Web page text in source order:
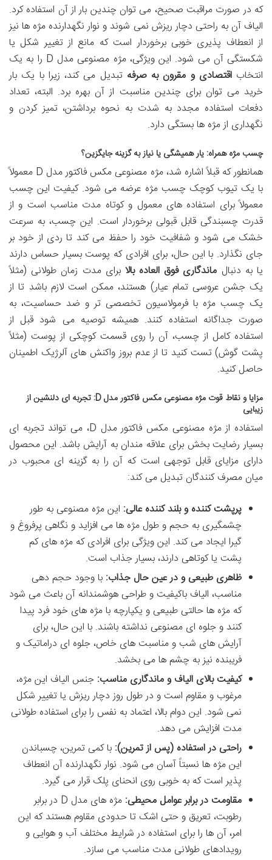
که در صورت مراقبت صحیح، می توان چندین بار از آن استفاده کرد.
الیاف آن به راحتی دچار ریزش نمی شوند و نوار نگهدارنده مژه ها نیز
از انعطاف پذیری خوبی برخوردار است که مانع از تغییر شکل یا
شکستگی آن می شود. این ویژگی، مژه مصنوعی مدل D را به یک
انتخاباقتصادی و مقرون به صرفه تبدیل می کند، زیرا با یک بار
خرید می توان برای چندین مناسبت از آن بهره برد. البته، تعداد
دفعات استفاده مجدد به شدت به نحوه برداشتن، تمیز کردن و
نگهداری از مژه ها بستگی دارد.
چسب مژه همراه: یار همیشگی یا نیاز به گزینه جایگزین؟
همانطور که قبلاً اشاره شد، مژه مصنوعی مکس فاکتور مدل D معمولاً
با یک تیوب کوچک چسب مژه عرضه می شود. کیفیت این چسب
معمولاً برای استفاده های معمول و کوتاه مدت مناسب است و از
قدرت چسبندگی قابل قبولی برخوردار است. این چسب، به سرعت
خشک می شود و شفافیت خود را حفظ می کند تا ردی از خود بر
جای نگذارد. با این حال، برای افرادی که پوست بسیار حساس دارند
یا به دنبال ماندگاری فوق العاده بالا برای مدت زمان طولانی (مثلاً
یک جشن عروسی تمام عیار) هستند، ممکن است لازم باشد تا از
یک چسب مژه با فرمولاسیون تخصصی تر و ضد حساسیت، به
صورت جداگانه استفاده کنند. همیشه توصیه می شود قبل از
استفاده کامل از چسب، آن را روی قسمت کوچکی از پوست (مثلاً
پشت گوش) تست کنید تا از عدم بروز واکنش های آلرژیک اطمینان
حاصل کنید.
مزایا و نقاط قوت مژه مصنوعی مکس فاکتور مدل D: تجربه ای دلنشین از
زیبایی
استفاده از مژه مصنوعی مکس فاکتور مدل D، می تواند تجربه ای
بسیار رضایت بخش برای علاقه مندان به آرایش باشد. این محصول
دارای مزایای قابل توجهی است که آن را به گزینه ای محبوب در
میان مصرف کنندگان تبدیل می کند:
پرپشت کننده و بلند کننده عالی: این مژه مصنوعی به طور
چشمگیری به حجم و طول مژه ها می افزاید و نگاهی پرفروغ و
گیرا ایجاد می کند. این ویژگی برای افرادی که مژه های کم
پشت یا کوتاهی دارند، بسیار جذاب است.
ظاهری طبیعی و در عین حال جذاب: با وجود حجم دهی
مناسب، الیاف باکیفیت و طراحی هوشمندانه آن باعث می شود
که مژه ها حالتی طبیعی و یکپارچه با مژه های خود فرد پیدا
کنند و جلوه ای مصنوعی نداشته باشند. با این حال، برای
آرایش های شب و مناسبت های خاص، جلوه ای دراماتیک و
فریبنده نیز به چشم ها می بخشد.
کیفیت بالای الیاف و ماندگاری مناسب: جنس الیاف این مژه،
مرغوب و مقاوم است و در طول روز دچار ریزش یا تغییر شکل
نمی شود. این دوام بالا، اعتماد به نفس را برای استفاده طولانی
مدت افزایش می دهد.
راحتی در استفاده (پس از تمرین): با کمی تمرین، چسباندن
این مژه ها نسبتاً آسان می شود. نوار نگهدارنده آن انعطاف
پذیر است که به خوبی روی انحنای پلک قرار می گیرد.
مقاومت در برابر عوامل محیطی:
مژه های مدل D در برابر
رطوبت، تعریق و حتی اشک تا حدودی مقاوم هستند که این
امر، آن ها را برای استفاده در شرایط مختلف آب و هوایی و
رویدادهای طولانی مدت مناسب می سازد.